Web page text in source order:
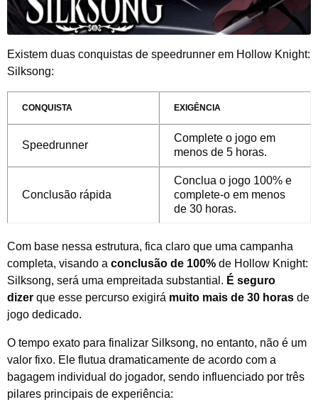
Existem duas conquistas de speedrunner em Hollow Knight:
Silksong:
CONQUISTA EXIGÊNCIA
Speedrunner
Complete o jogo em
menos de 5 horas.
Conclusão rápida
Conclua o jogo 100% e
complete-o em menos
de 30 horas.
Com base nessa estrutura, fica claro que uma campanha
completa, visando a conclusão de 100% de Hollow Knight:
Silksong, será uma empreitada substantial. É seguro
dizer que esse percurso exigirá muito mais de 30 horas de
jogo dedicado.
O tempo exato para finalizar Silksong, no entanto, não é um
valor fixo. Ele flutua dramaticamente de acordo com a
bagagem individual do jogador, sendo influenciado por três
pilares principais de experiência: